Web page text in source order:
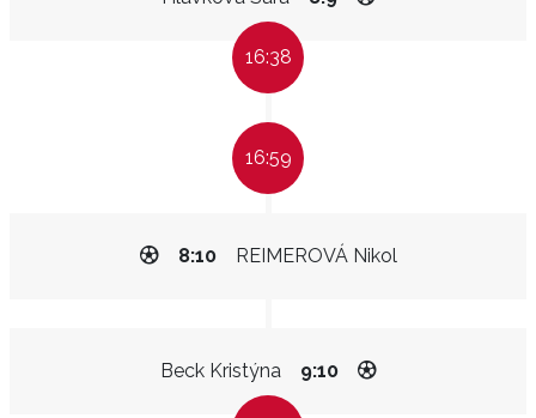
16:38
16:59
REIMEROVÁ Nikol
8:10
Beck Kristýna 9:10